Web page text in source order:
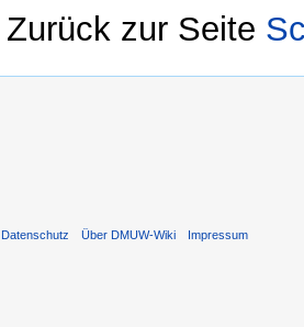
Zurück zur Seite
Datenschutz Über DMUW-Wiki Impressum